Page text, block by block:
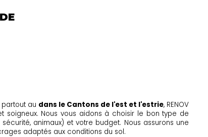
au dans le Cantons de l'est et l'estrie, RENOV
soigneux. Nous vous aidons à choisir le bon type de
animaux) et votre budget. Nous assurons une
adaptés aux conditions du sol.